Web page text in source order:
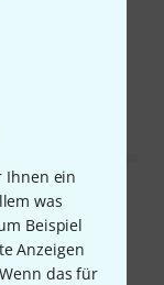
Ihnen ein
was
Beispiel
Anzeigen
das für
liegen.
ansonsten